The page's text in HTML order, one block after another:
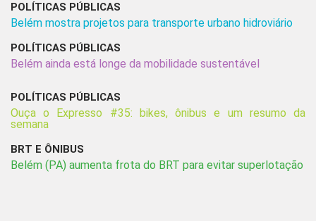
POLÍTICAS PÚBLICAS
Belém mostra projetos para transporte urbano hidroviário
POLÍTICAS PÚBLICAS
Belém ainda está longe da mobilidade sustentável
POLÍTICAS PÚBLICAS
Ouça o Expresso #35: bikes, ônibus e um resumo da
semana
BRT E ÔNIBUS
Belém (PA) aumenta frota do BRT para evitar superlotação